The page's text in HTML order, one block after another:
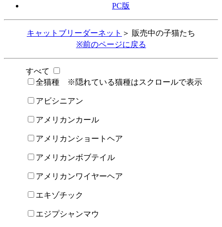
PC版
キャットブリーダーネット ＞ 販売中の子猫たち
※前のページに戻る
すべて
全猫種 ※隠れている猫種はスクロールで表示
アビシニアン
アメリカンカール
アメリカンショートヘア
アメリカンボブテイル
アメリカンワイヤーヘア
エキゾチック
エジプシャンマウ